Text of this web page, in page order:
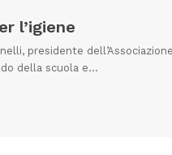
l’igiene
presidente
della scuola e…